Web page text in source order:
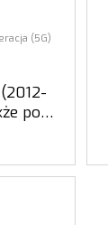
(5G)
po